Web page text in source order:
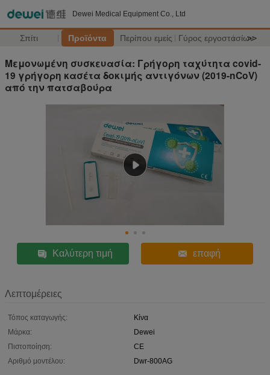
Dewei Medical Equipment Co., Ltd
Σπίτι Προϊόντα Περίπου εμείς Γύρος εργοστασίων
>>
Μεμονωμένη συσκευασία: Γρήγορη ταχύτητα covid-
19 γρήγορη κασέτα δοκιμής αντιγόνων (2019-nCoV)
από την πατσαβούρα
Καλύτερη τιμή επαφή
Λεπτομέρειες
Τόπος καταγωγής:
Κίνα
Μάρκα:
Dewei
Πιστοποίηση:
CE
Αριθμό μοντέλου:
Dwr-800AG